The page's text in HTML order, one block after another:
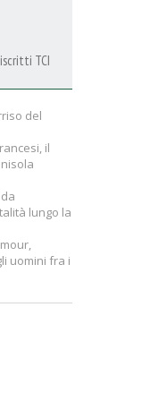
TCI
del
il
lungo la
uomini fra i